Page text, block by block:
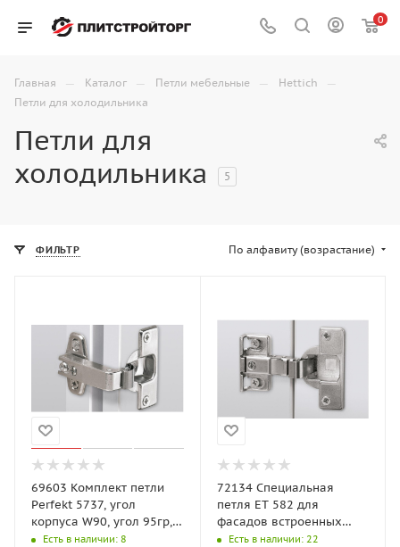
0
Главная — Каталог — Петли мебельные — Hettich —
Петли для холодильника
Петли для
холодильника
5
ФИЛЬТР По алфавиту (возрастание)
69603 Комплект петли
Perfekt 5737, угол
корпуса W90, угол 95гр,
чашка TH42 D35
Есть в наличии: 8
72134 Специальная
петля ЕТ 582 для
фасадов встроенных
холодильников
Есть в наличии: 22